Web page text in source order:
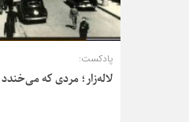
پادکست:
لاله‌زار؛ مردی که می‌خندد